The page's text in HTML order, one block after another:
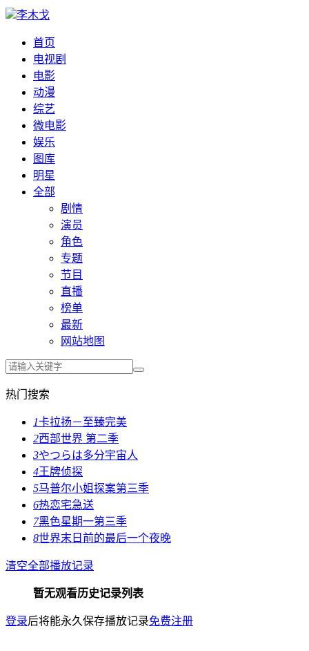
李木戈
首页
电视剧
电影
动漫
综艺
微电影
娱乐
图库
明星
全部
剧情
演员
角色
专题
节目
直播
榜单
最新
网站地图
热门搜索
1卡拉扬－至臻完美
2西部世界 第二季
3やつらは多分宇宙人
4王牌侦探
5马普尔小姐探案第三季
6热恋宅急送
7黑色星期一第三季
8世界末日前的最后一个夜晚
清空全部播放记录
暂无观看历史记录列表
登录后将能永久保存播放记录免费注册